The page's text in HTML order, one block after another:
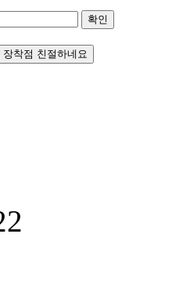
확인
착점 친절하네요